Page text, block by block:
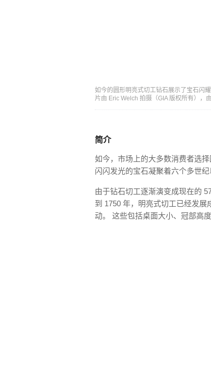
如今的圆形明亮式切工钻石展示了宝石闪
片由 Eric Welch 拍摄（GIA 版权所有），
简介
如今，市场上的大多数消费者选
闪闪发光的宝石凝聚着六个多世
由于钻石切工逐渐演变成现在的
到 1750 年，明亮式切工已经发
动。 这些包括桌面大小、冠部高